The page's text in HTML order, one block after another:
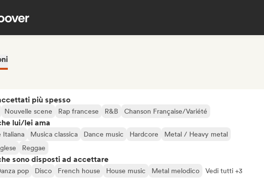
più spesso
Nouvelle scene Rap francese R&B Chanson Française/Variété
lui/lei ama
Italiana Musica classica Dance music Hardcore
Metal / Heavy metal
Reggae
sono disposti ad accettare
pop Disco French house House music Metal melodico Vedi tutti +3